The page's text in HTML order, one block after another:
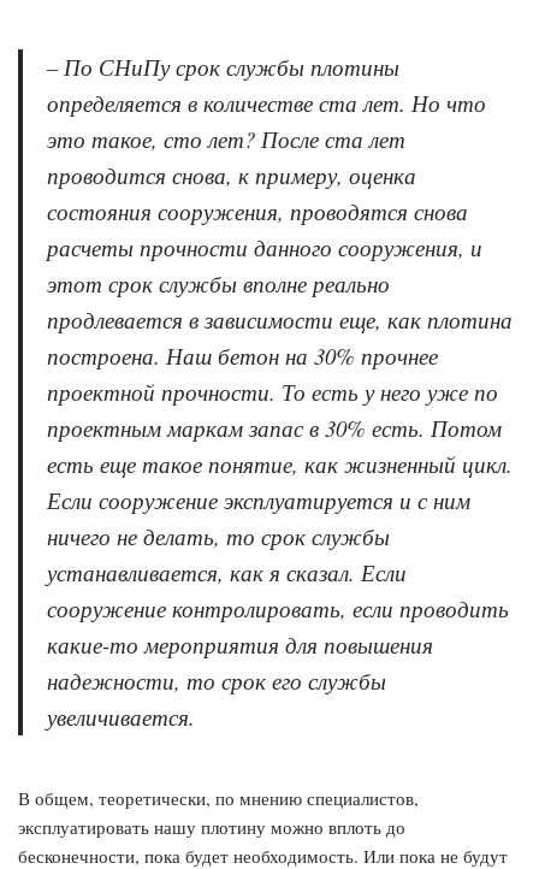
– По СНиПу срок службы плотины
определяется в количестве ста лет. Но что
это такое, сто лет? После ста лет
проводится снова, к примеру, оценка
состояния сооружения, проводятся снова
расчеты прочности данного сооружения, и
этот срок службы вполне реально
продлевается в зависимости еще, как плотина
построена. Наш бетон на 30% прочнее
проектной прочности. То есть у него уже по
проектным маркам запас в 30% есть. Потом
есть еще такое понятие, как жизненный цикл.
Если сооружение эксплуатируется и с ним
ничего не делать, то срок службы
устанавливается, как я сказал. Если
сооружение контролировать, если проводить
какие-то мероприятия для повышения
надежности, то срок его службы
увеличивается.
В общем, теоретически, по мнению специалистов,
эксплуатировать нашу плотину можно вплоть до
бесконечности, пока будет необходимость. Или пока не будут